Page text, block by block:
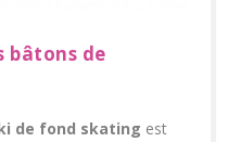
bâtons de
de fond skating est